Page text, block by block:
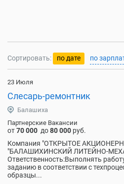
Сортировать: по дате по
23 Июля
Слесарь-ремонтник
Балашиха
Партнерские Вакансии
от70 000 до80 000 руб.
Компания "ОТКРЫТОЕ
"БАЛАШИХИНСКИЙ ЛИТЕЙНО-
Ответственность:Выполнять
заданию в соответствии с
образцы...